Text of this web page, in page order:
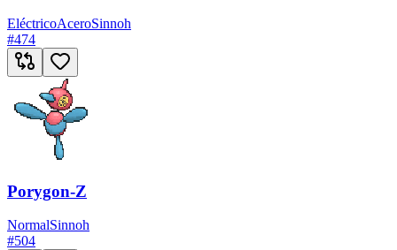
EléctricoAceroSinnoh
#474
Porygon-Z
NormalSinnoh
#504